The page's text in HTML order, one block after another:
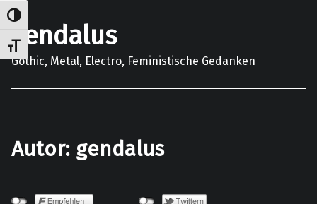
Umschalten auf hohe Kontraste
Schrift vergrößern
gendalus
Gothic, Metal, Electro, Feministische Gedanken
Autor: gendalus